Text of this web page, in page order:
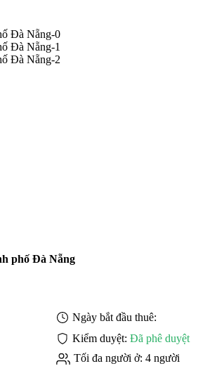
phố Đà Nẵng
Ngày bắt đầu thuê:
Kiểm duyệt: Đã phê duyệt
Tối đa người ở: 4 người